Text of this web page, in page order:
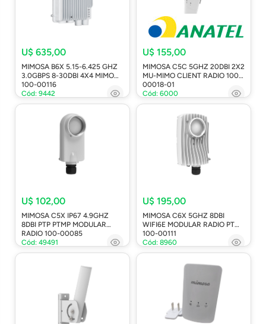
U$ 635,00
MIMOSA B6X 5.15-6.425 GHZ
3.0GBPS 8-30DBI 4X4 MIMO
100-00116
Cód: 9442
U$ 155,00
MIMOSA C5C 5GHZ 20DBI 2X2
MU-MIMO CLIENT RADIO 100-
00018-01
Cód: 6000
U$ 102,00
MIMOSA C5X IP67 4.9GHZ
8DBI PTP PTMP MODULAR
RADIO 100-00085
Cód: 49491
U$ 195,00
MIMOSA C6X 5GHZ 8DBI
WIFI6E MODULAR RADIO PTMP
100-00111
Cód: 8960